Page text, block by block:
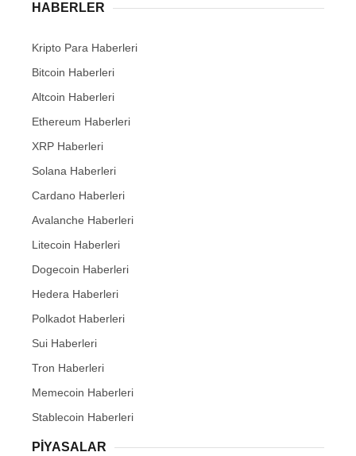
HABERLER
Kripto Para Haberleri
Bitcoin Haberleri
Altcoin Haberleri
Ethereum Haberleri
XRP Haberleri
Solana Haberleri
Cardano Haberleri
Avalanche Haberleri
Litecoin Haberleri
Dogecoin Haberleri
Hedera Haberleri
Polkadot Haberleri
Sui Haberleri
Tron Haberleri
Memecoin Haberleri
Stablecoin Haberleri
PIYASALAR